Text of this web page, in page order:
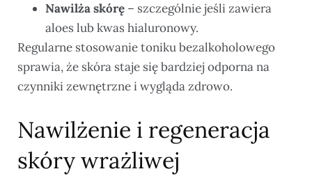
Nawilża skórę – szczególnie jeśli zawiera
aloes lub kwas hialuronowy.
Regularne stosowanie toniku bezalkoholowego
sprawia, że skóra staje się bardziej odporna na
czynniki zewnętrzne i wygląda zdrowo.
Nawilżenie i regeneracja
skóry wrażliwej